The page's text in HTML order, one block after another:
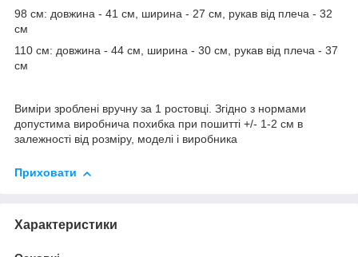
98 см: довжина - 41 см, ширина - 27 см, рукав від плеча - 32
см
110 см: довжина - 44 см, ширина - 30 см, рукав від плеча - 37
см
Виміри зроблені вручну за 1 ростовці. Згідно з нормами
допустима виробнича похибка при пошитті +/- 1-2 см в
залежності від розміру, моделі і виробника
Приховати
Характеристики